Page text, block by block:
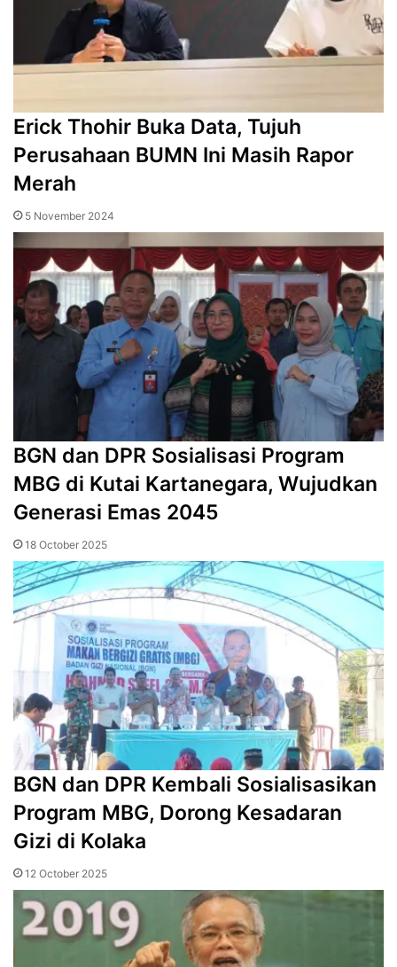
Erick Thohir Buka Data, Tujuh
Perusahaan BUMN Ini Masih Rapor
Merah
5 November 2024
‎BGN dan DPR Sosialisasi Program
MBG di Kutai Kartanegara, Wujudkan
Generasi Emas 2045
18 October 2025
BGN dan DPR Kembali Sosialisasikan
Program MBG, Dorong Kesadaran
Gizi di Kolaka
12 October 2025